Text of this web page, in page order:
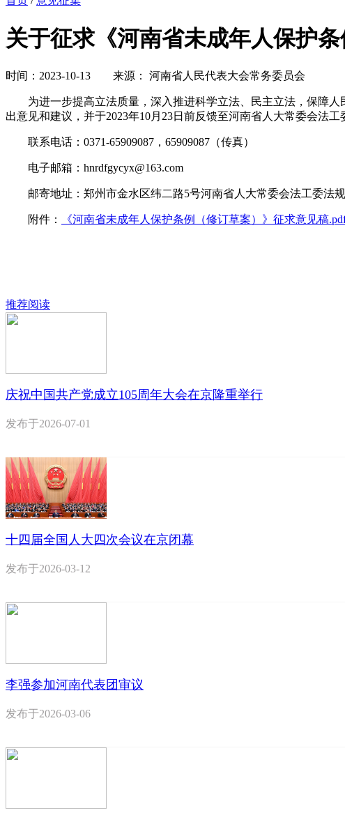
关于征求《河南省未成年人保护
时间：2023-10-13 来源： 河南省人民代表大会常务委员会
为进一步提高立法质量，深入推进科学立法、民主立法，保障人
出意见和建议，并于2023年10月23日前反馈至河南省人大常委会法工
联系电话：0371-65909087，65909087（传真）
电子邮箱：hnrdfgycyx@163.com
邮寄地址：郑州市金水区纬二路5号河南省人大常委会法工委法规
附件： 《河南省未成年人保护条例（修订草案）》征求意见稿
推荐阅读
庆祝中国共产党成立105周年大会在京隆重举行
发布于2026-07-01
十四届全国人大四次会议在京闭幕
发布于2026-03-12
李强参加河南代表团审议
发布于2026-03-06